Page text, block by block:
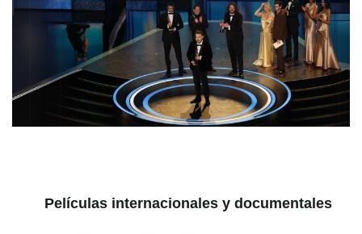
Películas internacionales y documentales